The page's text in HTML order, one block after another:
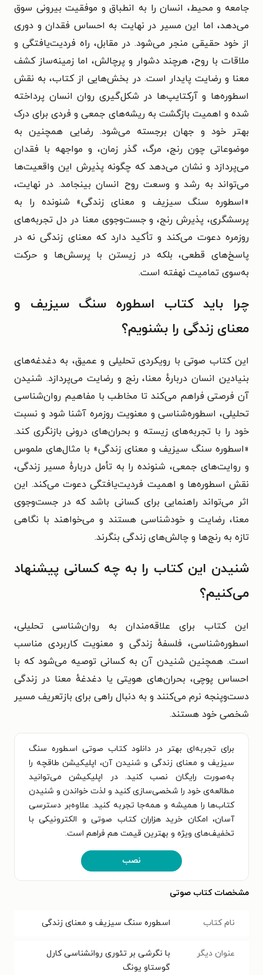
جامعه و محیط، انسان را به انطباق و موفقیت بیرونی سوق
می‌دهد، اما این مسیر در نهایت به احساس فقدان و دوری
از خود حقیقی منجر می‌شود. در مقابل، راه فردیت‌یافتگی و
ملاقات با روح، هرچند دشوار و پرچالش، اما زمینه‌ساز کشف
معنا و رضایت پایدار است. در بخش‌هایی از کتاب، به نقش
اسطوره‌ها و آرکتایپ‌ها در شکل‌گیری روان انسان پرداخته
شده و اهمیت بازگشت به ریشه‌های جمعی و فردی برای درک
بهتر خود و جهان برجسته می‌شود. رضایی همچنین به
موضوعاتی چون رنج، مرگ، گذر زمان، و مواجهه با فقدان
می‌پردازد و نشان می‌دهد که چگونه پذیرش این واقعیت‌ها
می‌تواند به رشد و وسعت روح انسان بینجامد. در نهایت،
«اسطوره سنگ سیزیف و معنای زندگی» شنونده را به
پرسشگری، پذیرش رنج، و جست‌وجوی معنا در دل تجربه‌های
روزمره دعوت می‌کند و تأکید دارد که معنای زندگی نه در
پاسخ‌های قطعی، بلکه در زیستن با پرسش‌ها و حرکت
به‌سوی تمامیت نهفته است.
چرا باید کتاب اسطوره سنگ سیزیف و
معنای زندگی را بشنویم؟
این کتاب صوتی با رویکردی تحلیلی و عمیق، به دغدغه‌های
بنیادین انسان دربارهٔ معنا، رنج و رضایت می‌پردازد. شنیدن
آن فرصتی فراهم می‌کند تا مخاطب با مفاهیم روان‌شناسی
تحلیلی، اسطوره‌شناسی و معنویت روزمره آشنا شود و نسبت
خود را با تجربه‌های زیسته و بحران‌های درونی بازنگری کند.
«اسطوره سنگ سیزیف و معنای زندگی» با مثال‌های ملموس
و روایت‌های جمعی، شنونده را به تأمل دربارهٔ مسیر زندگی،
نقش اسطوره‌ها و اهمیت فردیت‌یافتگی دعوت می‌کند. این
اثر می‌تواند راهنمایی برای کسانی باشد که در جست‌وجوی
معنا، رضایت و خودشناسی هستند و می‌خواهند با نگاهی
تازه به رنج‌ها و چالش‌های زندگی بنگرند.
شنیدن این کتاب را به چه کسانی پیشنهاد
می‌کنیم؟
این کتاب برای علاقه‌مندان به روان‌شناسی تحلیلی،
اسطوره‌شناسی، فلسفهٔ زندگی و معنویت کاربردی مناسب
است. همچنین شنیدن آن به کسانی توصیه می‌شود که با
احساس پوچی، بحران‌های هویتی یا دغدغهٔ معنا در زندگی
دست‌وپنجه نرم می‌کنند و به دنبال راهی برای بازتعریف مسیر
شخصی خود هستند.
برای تجربه‌ای بهتر در دانلود کتاب صوتی اسطوره سنگ
سیزیف و معنای زندگی و شنیدن آن، اپلیکیشن طاقچه را
به‌صورت رایگان نصب کنید. در اپلیکیشن می‌توانید
مطالعه‌ی خود را شخصی‌سازی کنید و لذت خواندن و شنیدن
کتاب‌ها را همیشه و همه‌جا تجربه کنید. علاوه‌بر دسترسی
آسان، امکان خرید هزاران کتاب صوتی و الکترونیکی با
تخفیف‌های ویژه و بهترین قیمت هم فراهم است.
نصب
مشخصات کتاب صوتی
نام کتاب اسطوره سنگ سیزیف و معنای زندگی
عنوان دیگر
با نگرشی بر تئوری روانشناسی کارل
گوستاو یونگ